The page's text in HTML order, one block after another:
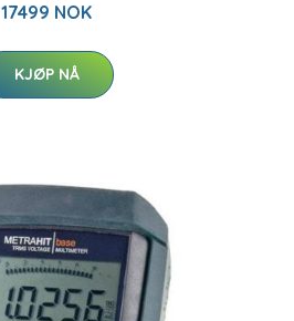
17499 NOK
KJØP NÅ